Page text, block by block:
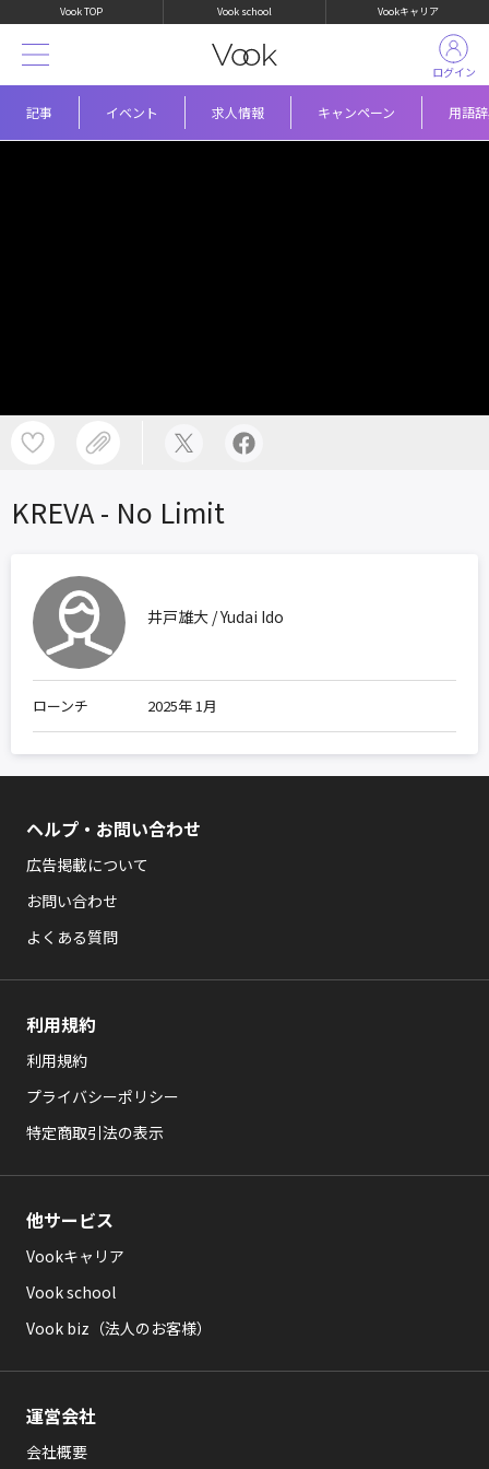
Vook TOP Vook school Vookキャリア
記事 イベント 求人情報 キャンペーン 用語
ログイン
KREVA - No Limit
井戸雄大 / Yudai Ido
ローンチ 2025年 1月
ヘルプ・お問い合わせ
広告掲載について
お問い合わせ
よくある質問
利用規約
利用規約
プライバシーポリシー
特定商取引法の表示
他サービス
Vookキャリア
Vook school
Vook biz（法人のお客様）
運営会社
会社概要